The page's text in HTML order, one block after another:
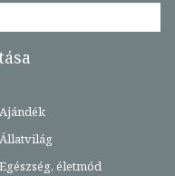
Ajándék
Állatvilág
Egészség, életmód